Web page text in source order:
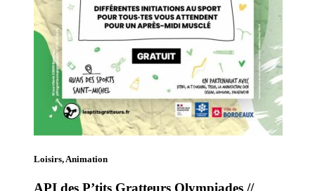
Loisirs, Animation
API des P’tits Gratteurs Olympiades //